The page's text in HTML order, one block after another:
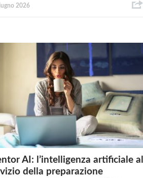
2026
AI: l’intelligenza artificiale al
della preparazione